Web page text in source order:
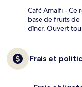
Café Amalfi - Ce
base de fruits
dîner. Ouvert
Frais et